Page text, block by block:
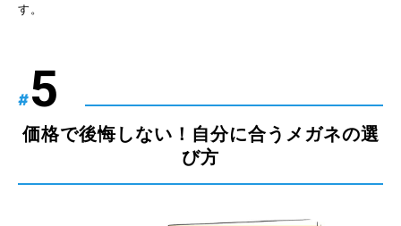
す。
#
価格で後悔しない！自分に合うメガネの選
び方